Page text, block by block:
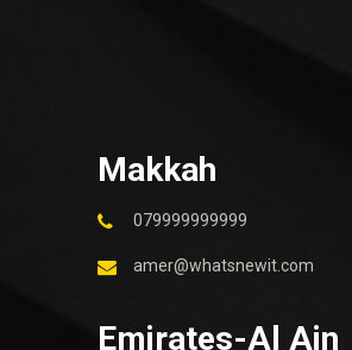
Makkah
079999999999
amer@whatsnewit.com
Emirates-Al Ain